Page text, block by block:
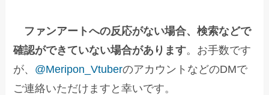
ファンアートへの反応がない場合、検索などで
確認ができていない場合があります。お手数です
が、 @Meripon_VtuberのアカウントなどのDMで
ご連絡いただけますと幸いです。